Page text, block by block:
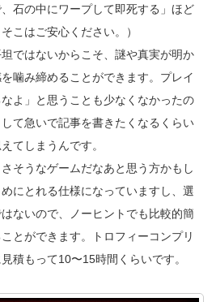
石の中にワープして即死する」ほど
こはご安心ください。）
ではないからこそ、謎や真実が明か
噛み締めることができます。プレイ
よ」と思うことも少なくなかったの
て急いで記事を書きたくなるくらい
てしまうんです。
そうなゲームだなあと思う方かもし
にとれる仕様になっていますし、選
ないので、ノーヒントでも比較的簡
とができます。トロフィーコンプリ
積もって10〜15時間くらいです。